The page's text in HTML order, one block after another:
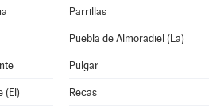
Parrillas
Puebla de Almoradiel (La)
Pulgar
(El) Recas